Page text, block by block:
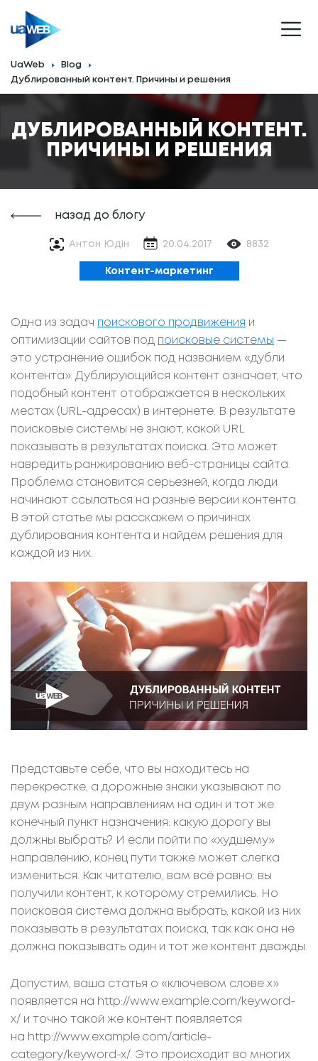
UaWeb
Blog
Дублированный контент. Причины и решения
ДУБЛИРОВАННЫЙ КОНТЕНТ.
ПРИЧИНЫ И РЕШЕНИЯ
назад до блогу
Антон Юдін 20.04.2017 8832
Контент-маркетинг
Одна из задач поискового продвижения и
оптимизации сайтов под поисковые системы —
это устранение ошибок под названием «дубли
контента». Дублирующийся контент означает, что
подобный контент отображается в нескольких
местах (URL-адресах) в интернете. В результате
поисковые системы не знают, какой URL
показывать в результатах поиска. Это может
навредить ранжированию веб-страницы сайта.
Проблема становится серьезней, когда люди
начинают ссылаться на разные версии контента.
В этой статье мы расскажем о причинах
дублирования контента и найдем решения для
каждой из них.
Представьте себе, что вы находитесь на
перекрестке, а дорожные знаки указывают по
двум разным направлениям на один и тот же
конечный пункт назначения: какую дорогу вы
должны выбрать? И если пойти по «худшему»
направлению, конец пути также может слегка
измениться. Как читателю, вам всё равно: вы
получили контент, к которому стремились. Но
поисковая система должна выбрать, какой из них
показывать в результатах поиска, так как она не
должна показывать один и тот же контент дважды.
Допустим, ваша статья о «ключевом слове x»
появляется на http://www.example.com/keyword-
x/ и точно такой же контент появляется
на http://www.example.com/article-
category/keyword-x/. Это происходит во многих